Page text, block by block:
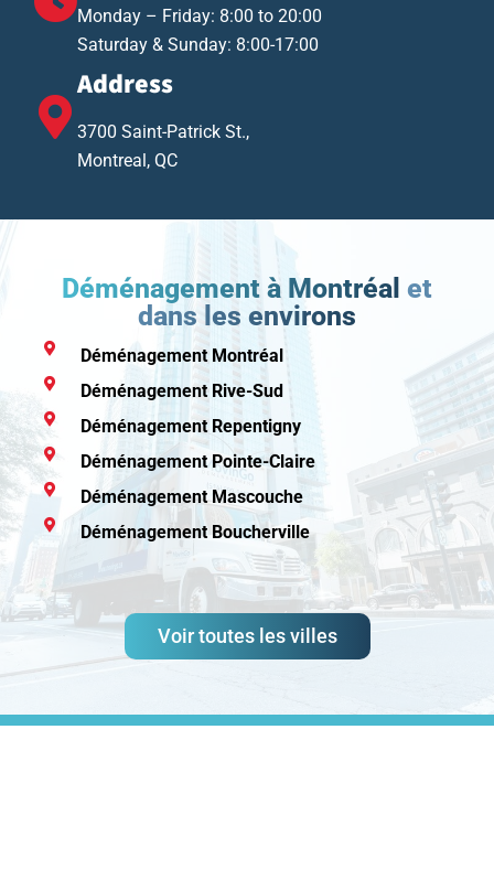
Monday – Friday: 8:00 to 20:00
Saturday & Sunday: 8:00-17:00
Address
3700 Saint-Patrick St.,
Montreal, QC
Déménagement à Montréal et
dans les environs
Déménagement Montréal
Déménagement Rive-Sud
Déménagement Repentigny
Déménagement Pointe-Claire
Déménagement Mascouche
Déménagement Boucherville
Voir toutes les villes